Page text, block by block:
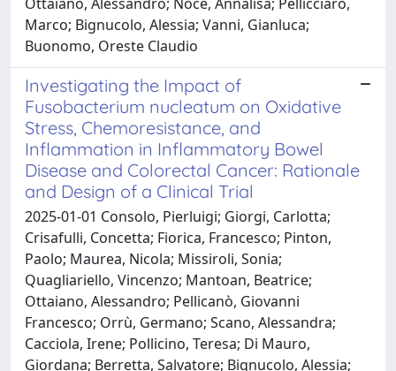
Marco; Bignucolo, Alessia; Vanni, Gianluca;
Buonomo, Oreste Claudio
Investigating the Impact of
Fusobacterium nucleatum on Oxidative
Stress, Chemoresistance, and
Inflammation in Inflammatory Bowel
Disease and Colorectal Cancer: Rationale
and Design of a Clinical Trial
2025-01-01 Consolo, Pierluigi; Giorgi, Carlotta;
Crisafulli, Concetta; Fiorica, Francesco; Pinton,
Paolo; Maurea, Nicola; Missiroli, Sonia;
Quagliariello, Vincenzo; Mantoan, Beatrice;
Ottaiano, Alessandro; Pellicanò, Giovanni
Francesco; Orrù, Germano; Scano, Alessandra;
Cacciola, Irene; Pollicino, Teresa; Di Mauro,
Giordana; Berretta, Salvatore; Bignucolo, Alessia;